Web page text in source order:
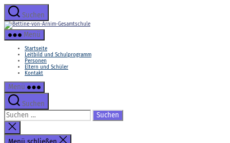
Zum
Inhalt
springenSuchen
Bettine-
Menü
Startseite
Leitbild und Schulprogramm
Personen
Eltern und Schüler
Kontakt
Menü
Suchen
Suchen
nach:
Suche
schließen